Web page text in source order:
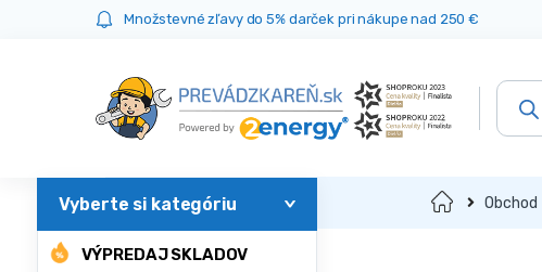
Množstevné zľavy do 5% darček pri nákupe nad 250 €
search
VÝPREDAJ SKLADOV
Domov Obchod